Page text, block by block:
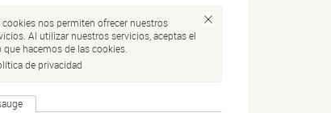
cookies nos permiten ofrecer nuestros
Al utilizar nuestros servicios, aceptas el
que hacemos de las cookies.
de privacidad